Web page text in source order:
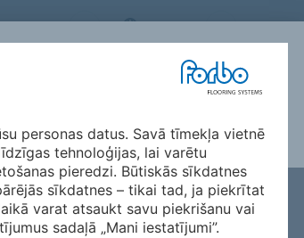
LATVIA
ILGTSPĒJĪBA LEJUPIELĀDES
personas datus. Savā tīmekļa vietnē
tehnoloģijas, lai varētu
pieredzi. Būtiskās sīkdatnes
sīkdatnes – tikai tad, ja piekrītat
varat atsaukt savu piekrišanu vai
sadaļā „Mani iestatījumi”.